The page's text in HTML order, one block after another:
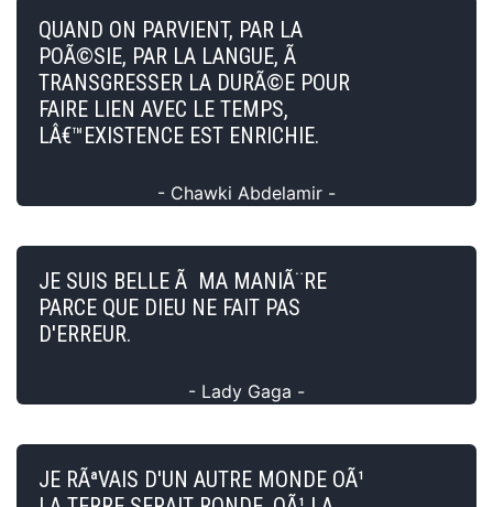
QUAND ON PARVIENT, PAR LA
POÃ©SIE, PAR LA LANGUE, Ã
TRANSGRESSER LA DURÃ©E POUR
FAIRE LIEN AVEC LE TEMPS,
LÂ€™EXISTENCE EST ENRICHIE.
- Chawki Abdelamir -
JE SUIS BELLE Ã MA MANIÃ¨RE
PARCE QUE DIEU NE FAIT PAS
D'ERREUR.
- Lady Gaga -
JE RÃªVAIS D'UN AUTRE MONDE OÃ¹